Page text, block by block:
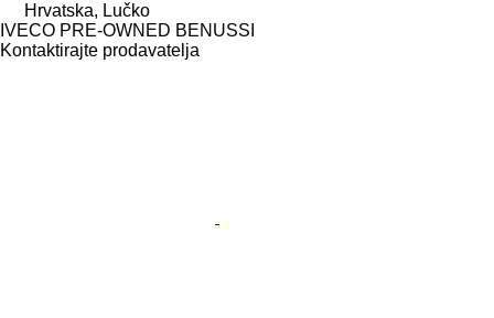
Hrvatska, Lučko
IVECO PRE-OWNED BENUSSI
Kontaktirajte prodavatelja